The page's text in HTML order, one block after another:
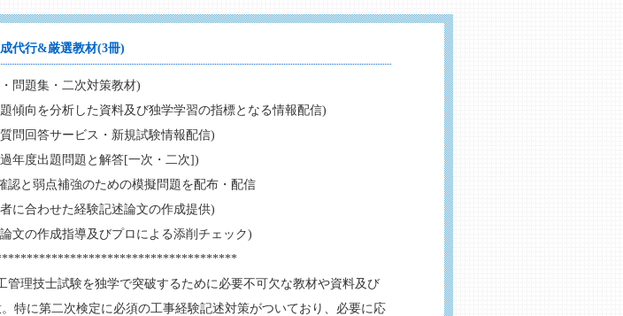
代行&厳選教材(3冊)
問題集・二次対策教材)
傾向を分析した資料及び独学学習の指標となる情報配信)
問回答サービス・新規試験情報配信)
年度出題問題と解答[一次・二次])
認と弱点補強のための模擬問題を配布・配信
に合わせた経験記述論文の作成提供)
文の作成指導及びプロによる添削チェック)
管理技士試験を独学で突破するために必要不可欠な教材や資料及び
特に第二次検定に必須の工事経験記述対策がついており、必要に応